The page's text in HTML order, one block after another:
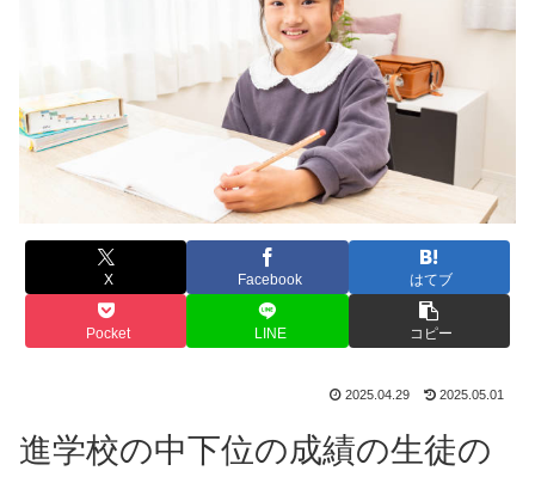
X Facebook はてブ
Pocket LINE コピー
2025.04.29 2025.05.01
進学校の中下位の成績の生徒の